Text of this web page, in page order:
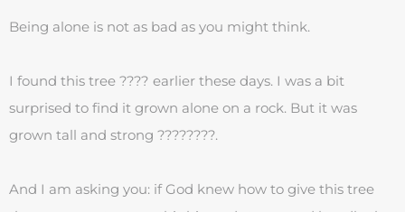
Being alone is not as bad as you might think.
I found this tree ???? earlier these days. I was a bit
surprised to find it grown alone on a rock. But it was
grown tall and strong ????????.
And I am asking you: if God knew how to give this tree